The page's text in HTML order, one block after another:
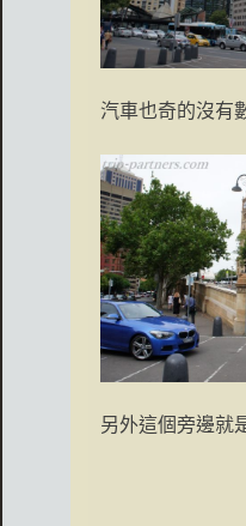
汽車也奇的沒有
另外這個旁邊就